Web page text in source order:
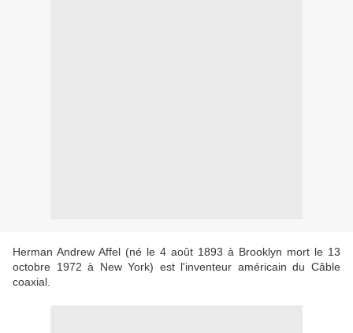
Herman Andrew Affel (né le 4 août 1893 à Brooklyn mort le 13
octobre 1972 à New York) est l'inventeur américain du Câble
coaxial.